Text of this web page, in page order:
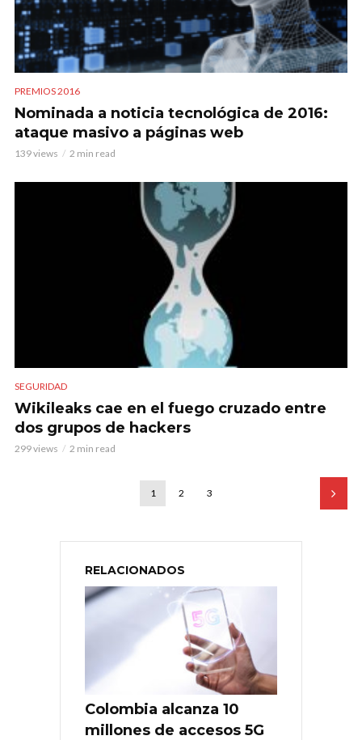
PREMIOS 2016
Nominada a noticia tecnológica de 2016:
ataque masivo a páginas web
139 views 2 min read
SEGURIDAD
Wikileaks cae en el fuego cruzado entre
dos grupos de hackers
299 views 2 min read
1 2 3
RELACIONADOS
Colombia alcanza 10
millones de accesos 5G